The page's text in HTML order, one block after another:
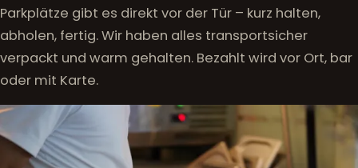
Parkplätze gibt es direkt vor der Tür – kurz halten,
abholen, fertig. Wir haben alles transportsicher
verpackt und warm gehalten. Bezahlt wird vor Ort, bar
oder mit Karte.